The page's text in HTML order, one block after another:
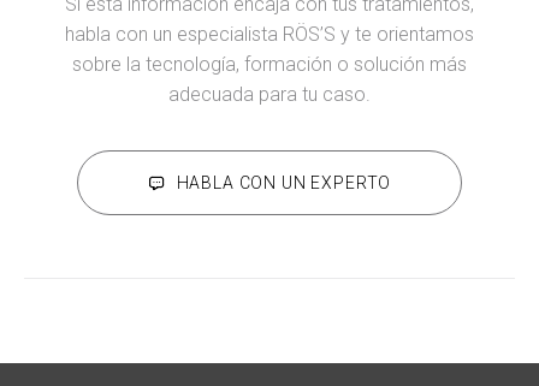
habla con un especialista RÖS’S y te orientamos
sobre la tecnología, formación o solución más
adecuada para tu caso.
HABLA CON UN EXPERTO